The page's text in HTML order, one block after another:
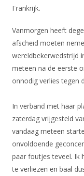
Polls
Maandelijks archief
Evenement
Gebruiksvoorwaarden
Handleiding
Historie
Reglementen
Ledencijfers
Sponsors en Partners
Commissies
Ereleden
Leden van
Introductie
Veteranen
Lichtzwaardschermen
Wedstrijdsport
Ranglijsten
Inschrijven
Reglementen
Materiaal
Schermpaspoort
Wat is topsport
Nieuws
NK's
Oranje
FBT
SBT
Talentontwikkeling
Atletencommissie
Informatie
Voor de jeugd
Ouders en vereniging
Jeugdkampen
Brassardsysteem
Voor coaches en
Nieuws
Nationale opleidingen
Forums
Forums
Schermforum
Zoek Vereniging
Contact
Frankrijk.
Vanmorgen heeft
afscheid moeten
wereldbekerwedstrijd
meteen na de eerste
onnodig verlies tegen
In verband met haar
zaterdag vrijgesteld
vandaag meteen
onvoldoende
paar foutjes teveel. Ik
te verliezen en baal